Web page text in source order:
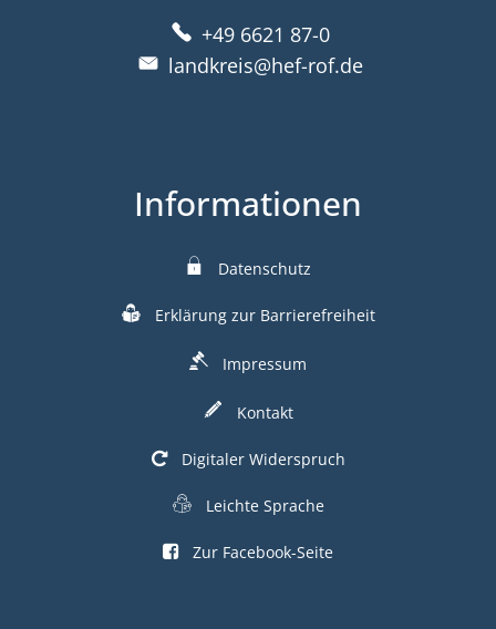
+49 6621 87-0
landkreis@hef-rof.de
Informationen
Datenschutz
Erklärung zur Barrierefreiheit
Impressum
Kontakt
Digitaler Widerspruch
Leichte Sprache
Zur Facebook-Seite